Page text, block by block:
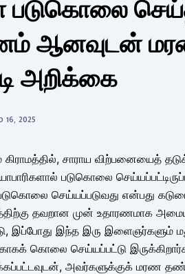
ஆனவுடன்
அறிக்கை
16, 2025
கிராமத்தில், சாராய விற்பனையைத்
படுகொலை
செய்யப்படுவது என்பது
தவறான முன் உதாரணமாக
இப்போது இந்த இரு இளைஞர்களும்
கொலை செய்யப்பட்டு
அவர்களுக்குக்